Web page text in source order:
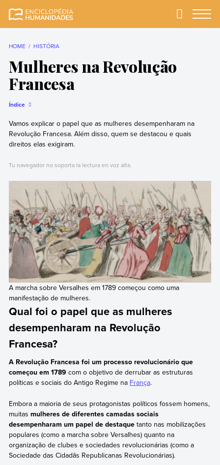
completa e mais
Primary
HOME HISTÓRIA
Mulheres na Revolução
Francesa
Índice
Vamos explicar o papel que as mulheres desempenharam na
Revolução Francesa. Além disso, quem se destacou e quais
direitos elas exigiram.
Tu navegador no soporta la lectura en voz alta.
A marcha sobre Versalhes em 1789 começou como uma
manifestação de mulheres.
Qual foi o papel que as mulheres
desempenharam na Revolução
Francesa?
A Revolução Francesa foi um processo revolucionário que
começou em 1789 com o objetivo de derrubar as estruturas
políticas e sociais do Antigo Regime na França.
Embora a maioria de seus protagonistas políticos fossem homens,
muitas mulheres de diferentes camadas sociais
desempenharam um papel de destaquetanto nas mobilizações
populares (como a marcha sobre Versalhes) quanto na
organização de clubes e sociedades revolucionárias (como a
Sociedade das Cidadãs Republicanas Revolucionárias).